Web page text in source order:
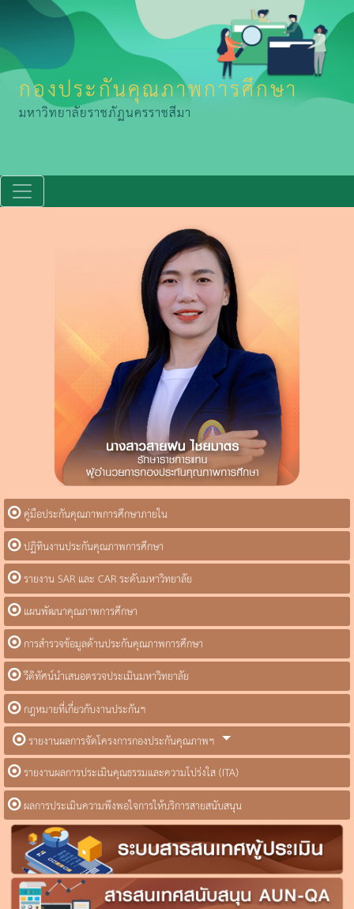
กองประกันคุณภาพการศึกษา
มหาวิทยาลัยราชภัฏนครราชสีมา
คู่มือประกันคุณภาพการศึกษาภายใน
ปฏิทินงานประกันคุณภาพการศึกษา
รายงาน SAR และ CAR ระดับมหาวิทยาลัย
แผนพัฒนาคุณภาพการศึกษา
การสำรวจข้อมูลด้านประกันคุณภาพการศึกษา
วีดิทัศน์นำเสนอตรวจประเมินมหาวิทยาลัย
กฎหมายที่เกี่ยวกับงานประกันฯ
รายงานผลการจัดโครงการกองประกันคุณภาพฯ
รายงานผลการประเมินคุณธรรมและความโปร่งใส (ITA)
ผลการประเมินความพึงพอใจการให้บริการสายสนับสนุน